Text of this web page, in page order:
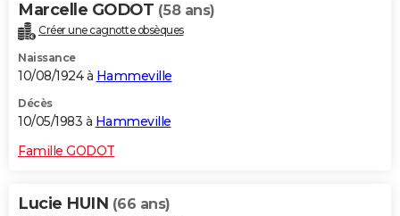
Marcelle GODOT (58 ans)
Créer une cagnotte obsèques
Naissance
10/08/1924 à Hammeville
Décès
10/05/1983 à Hammeville
Famille GODOT
Lucie HUIN (66 ans)